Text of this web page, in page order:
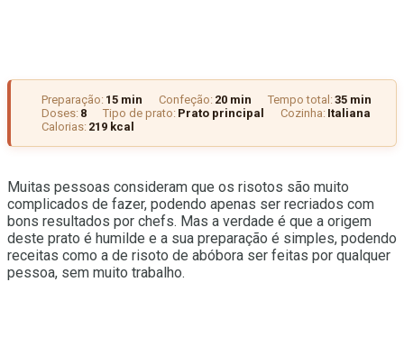
Preparação: 15 min Confeção: 20 min Tempo total:35 min
Doses: 8 Tipo de prato: Prato principal Cozinha: Italiana
Calorias: 219 kcal
Muitas pessoas consideram que os risotos são muito
complicados de fazer, podendo apenas ser recriados com
bons resultados por chefs. Mas a verdade é que a origem
deste prato é humilde e a sua preparação é simples, podendo
receitas como a de risoto de abóbora ser feitas por qualquer
pessoa, sem muito trabalho.